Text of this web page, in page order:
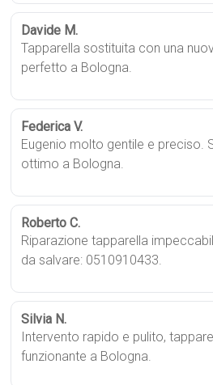
Davide M.
Tapparella sostituita con una
perfetto a Bologna.
Federica V.
Eugenio molto gentile e preciso.
ottimo a Bologna.
Roberto C.
Riparazione tapparella
da salvare: 0510910433.
Silvia N.
Intervento rapido e pulito,
funzionante a Bologna.